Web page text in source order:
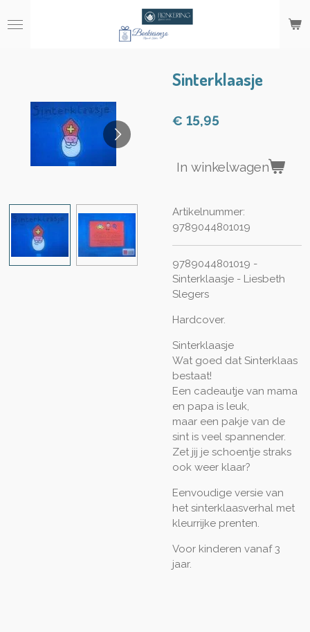
direct
Sinterklaasje
€ 15,95
In winkelwagen
Artikelnummer:
9789044801019
9789044801019 -
Sinterklaasje - Liesbeth
Slegers
Hardcover.
Sinterklaasje
Wat goed dat Sinterklaas
bestaat!
Een cadeautje van mama
en papa is leuk,
maar een pakje van de
sint is veel spannender.
Zet jij je schoentje straks
ook weer klaar?
Eenvoudige versie van
het sinterklaasverhal met
kleurrijke prenten.
Voor kinderen vanaf 3
jaar.